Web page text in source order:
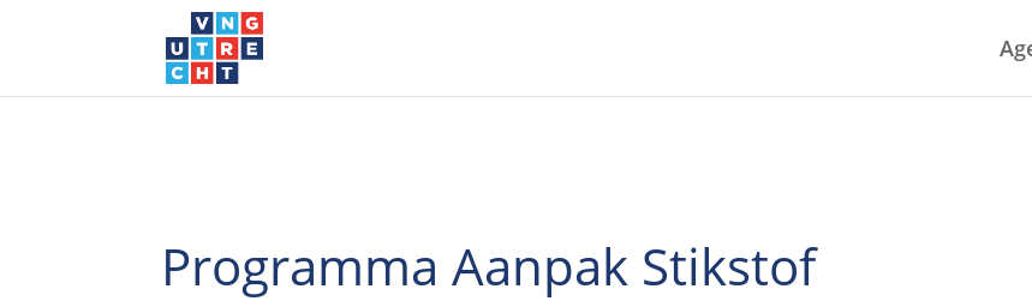
Programma Aanpak Stikstof